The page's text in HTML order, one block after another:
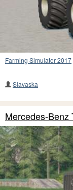
Farming Simulator 2017
Slavaska
Mercedes-Benz